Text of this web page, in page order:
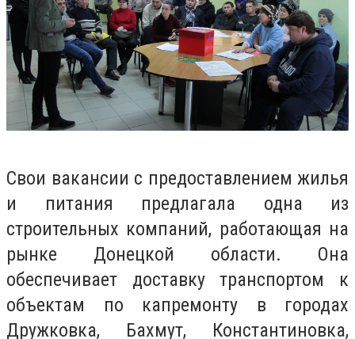
Свои вакансии с предоставлением жилья
и питания предлагала одна из
строительных компаний, работающая на
рынке Донецкой области. Она
обеспечивает доставку транспортом к
объектам по капремонту в городах
Дружковка, Бахмут, Константиновка,